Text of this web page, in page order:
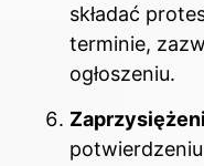
składać
terminie,
ogłoszeniu.